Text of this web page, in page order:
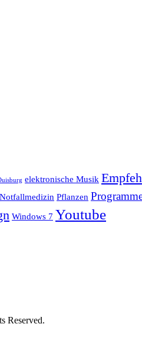
elektronische Musik
Notfallmedizin Pflanzen
Windows 7 Youtube
Reserved.